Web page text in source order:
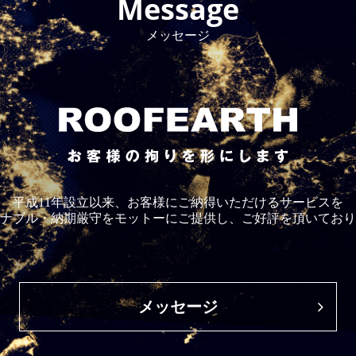
Message
メッセージ
平成11年設立以来、お客様にご納得いただけるサービスを
ブル・納期厳守をモットーにご提供し、ご好評を頂いてお
メッセージ